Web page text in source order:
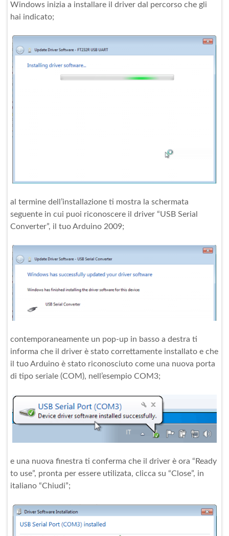
Windows inizia a installare il driver dal percorso che gli
hai indicato;
al termine dell’installazione ti mostra la schermata
seguente in cui puoi riconoscere il driver “USB Serial
Converter”, il tuo Arduino 2009;
contemporaneamente un pop-up in basso a destra ti
informa che il driver è stato correttamente installato e che
il tuo Arduino è stato riconosciuto come una nuova porta
di tipo seriale (COM), nell’esempio COM3;
e una nuova finestra ti conferma che il driver è ora “Ready
to use”, pronta per essere utilizata, clicca su “Close”, in
italiano “Chiudi”;